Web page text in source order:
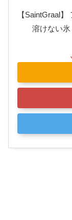
【SaintGraal
溶けない